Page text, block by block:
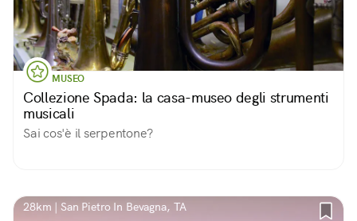
MUSEO
Collezione Spada: la casa-museo degli strumenti
musicali
Sai cos'è il serpentone?
28km | San Pietro In Bevagna, TA